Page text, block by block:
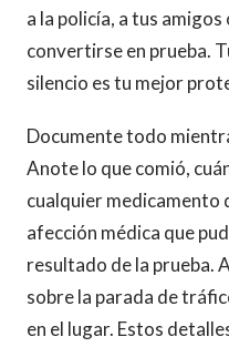
a la policía, a tus
convertirse en prueba.
silencio es tu mejor
Documente todo
Anote lo que comió,
cualquier medicamento
afección médica que
resultado de la prueba.
sobre la parada de
en el lugar. Estos